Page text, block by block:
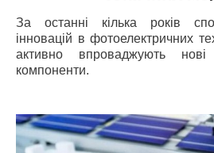
За останні кілька років
інновацій в фотоелектричних
активно впроваджують
компоненти.